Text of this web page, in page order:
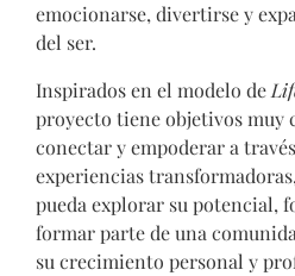
emocionarse, divertirse y
del ser.
Inspirados en el modelo de
proyecto tiene objetivos muy
conectar y empoderar a
experiencias
pueda explorar su potencial,
formar parte de una
su crecimiento personal y